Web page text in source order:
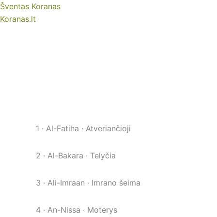
Skip
to
Šventas Koranas
Koranas.lt
1 · Al-Fatiha · Atveriančioji
2 · Al-Bakara · Telyčia
3 · Ali-Imraan · Imrano šeima
4 · An-Nissa · Moterys